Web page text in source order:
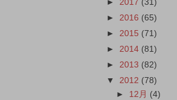
► 2017 (31)
► 2016 (65)
► 2015 (71)
► 2014 (81)
► 2013 (82)
▼ 2012 (78)
► 12月 (4)